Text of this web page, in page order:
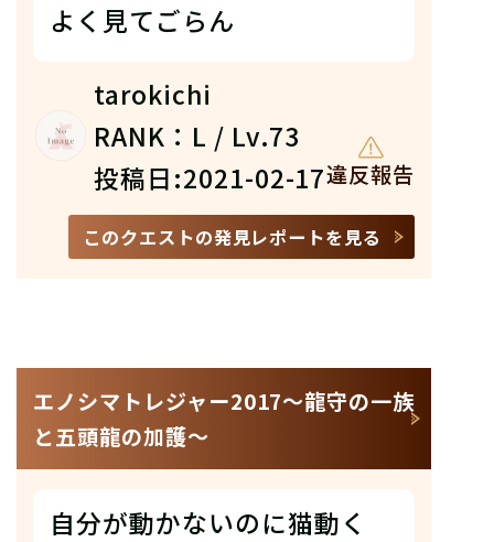
よく見てごらん
tarokichi
RANK：L / Lv.73
投稿日:2021-02-17違反報告
このクエストの発見レポートを見る
エノシマトレジャー2017〜龍守の一族
と五頭龍の加護〜
自分が動かないのに猫動く